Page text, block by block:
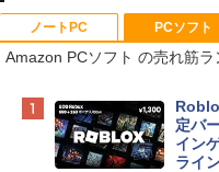
ノートPC
プ搭
e
レイ
PCソフト
Amazon PCソフト の売れ筋ラ
定バ
イン
ライ